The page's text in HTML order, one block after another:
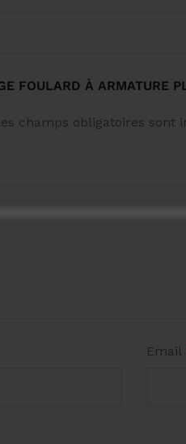
FOULARD À ARMATURE
champs obligatoires sont
Email